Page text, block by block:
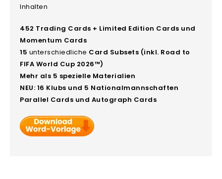
Inhalten
452 Trading Cards + Limited Edition Cards und
Momentum Cards
15 unterschiedliche Card Subsets (inkl. Road to
FIFA World Cup 2026™)
Mehr als 5 spezielle Materialien
NEU: 16 Klubs und 5 Nationalmannschaften
Parallel Cards und Autograph Cards